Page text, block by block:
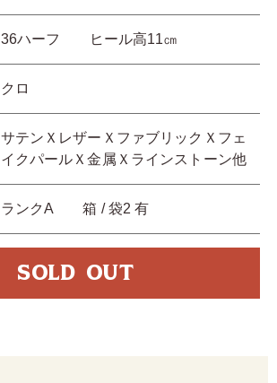
36ハーフ ヒール高11㎝
クロ
サテンＸレザーＸファブリックＸフェ
イクパールＸ金属Ｘラインストーン他
ランクA 箱 / 袋2 有
SOLD OUT